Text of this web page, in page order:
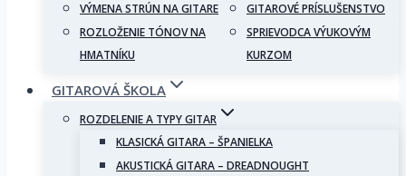
VÝMENA STRÚN NA GITARE
ROZLOŽENIE TÓNOV NA
HMATNÍKU
GITAROVÉ PRÍSLUŠENSTVO
SPRIEVODCA VÝUKOVÝM
KURZOM
GITAROVÁ ŠKOLA
ROZDELENIE A TYPY GITAR
KLASICKÁ GITARA – ŠPANIELKA
AKUSTICKÁ GITARA – DREADNOUGHT